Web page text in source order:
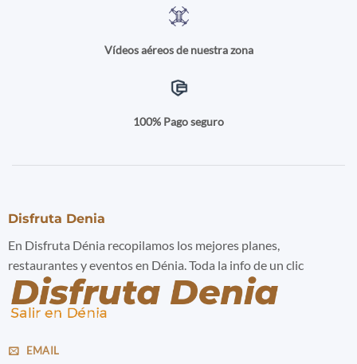
Vídeos aéreos de nuestra zona
100% Pago seguro
Disfruta Denia
En Disfruta Dénia recopilamos los mejores planes,
restaurantes y eventos en Dénia. Toda la info de un clic
EMAIL